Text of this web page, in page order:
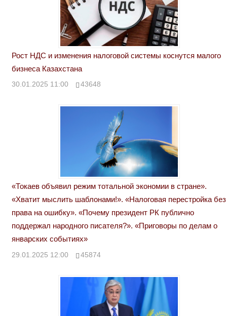
Рост НДС и изменения налоговой системы коснутся малого
бизнеса Казахстана
30.01.2025 11:00 43648
«Токаев объявил режим тотальной экономии в стране».
«Хватит мыслить шаблонами!». «Налоговая перестройка без
права на ошибку». «Почему президент РК публично
поддержал народного писателя?». «Приговоры по делам о
январских событиях»
29.01.2025 12:00 45874